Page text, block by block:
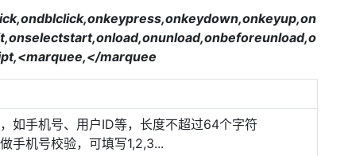
marquee
如手机号、用户ID等，长度不超过64个字符
手机号校验，可填写1,2,3...